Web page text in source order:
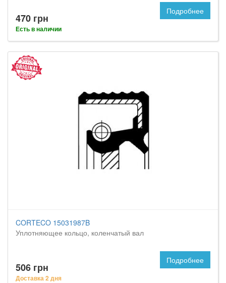
470 грн
Есть в наличии
Подробнее
CORTECO 15031987B
Уплотняющее кольцо, коленчатый вал
506 грн
Доставка 2 дня
Подробнее